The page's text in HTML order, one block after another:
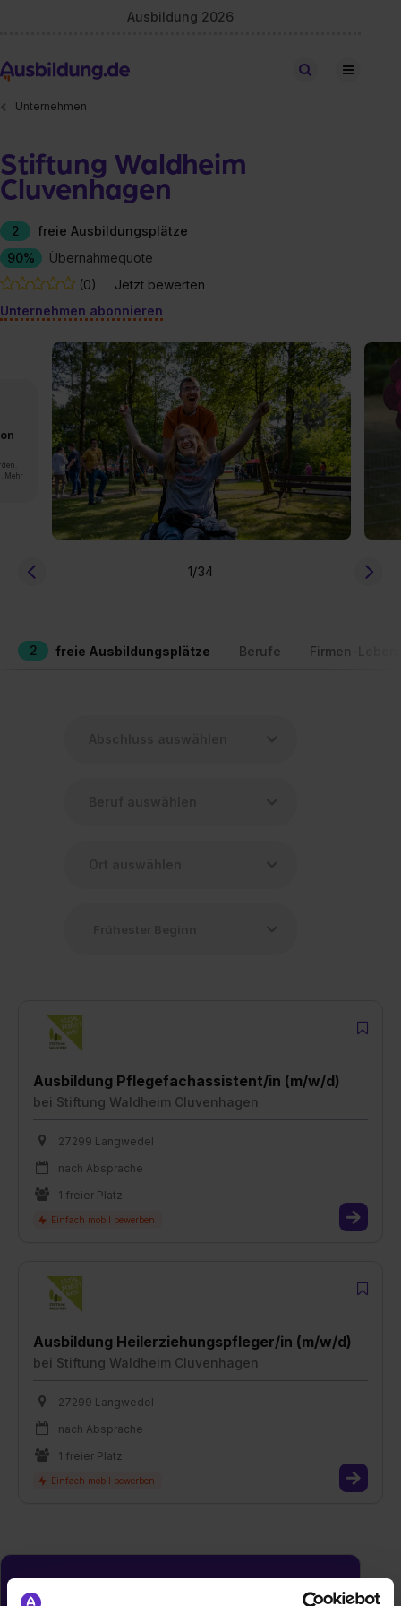
Ausbildung 2026
Stellen finden
Unternehmen
Stiftung Waldheim
Cluvenhagen
2
freie Ausbildungsplätze
90%
Übernahmequote
(0)
Jetzt bewerten
Unternehmen abonnieren
Mehr
1/34
2 freie Ausbildungsplätze Berufe Firmen-
Ausbildung Pflegefachassistent/in (m/w/d)
bei Stiftung Waldheim Cluvenhagen
27299 Langwedel
nach Absprache
1 freier Platz
Ausbildung Heilerziehungspfleger/in (m/w/d)
bei Stiftung Waldheim Cluvenhagen
27299 Langwedel
nach Absprache
1 freier Platz